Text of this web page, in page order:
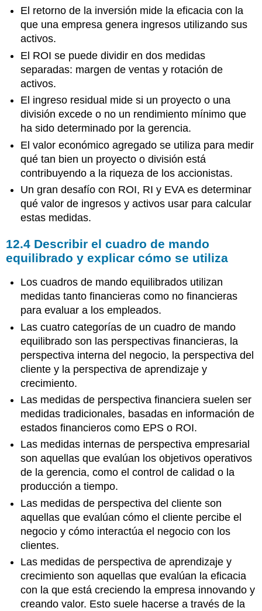
El retorno de la inversión mide la eficacia con la
que una empresa genera ingresos utilizando sus
activos.
El ROI se puede dividir en dos medidas
separadas: margen de ventas y rotación de
activos.
El ingreso residual mide si un proyecto o una
división excede o no un rendimiento mínimo que
ha sido determinado por la gerencia.
El valor económico agregado se utiliza para medir
qué tan bien un proyecto o división está
contribuyendo a la riqueza de los accionistas.
Un gran desafío con ROI, RI y EVA es determinar
qué valor de ingresos y activos usar para calcular
estas medidas.
12.4 Describir el cuadro de mando
equilibrado y explicar cómo se utiliza
Los cuadros de mando equilibrados utilizan
medidas tanto financieras como no financieras
para evaluar a los empleados.
Las cuatro categorías de un cuadro de mando
equilibrado son las perspectivas financieras, la
perspectiva interna del negocio, la perspectiva del
cliente y la perspectiva de aprendizaje y
crecimiento.
Las medidas de perspectiva financiera suelen ser
medidas tradicionales, basadas en información de
estados financieros como EPS o ROI.
Las medidas internas de perspectiva empresarial
son aquellas que evalúan los objetivos operativos
de la gerencia, como el control de calidad o la
producción a tiempo.
Las medidas de perspectiva del cliente son
aquellas que evalúan cómo el cliente percibe el
negocio y cómo interactúa el negocio con los
clientes.
Las medidas de perspectiva de aprendizaje y
crecimiento son aquellas que evalúan la eficacia
con la que está creciendo la empresa innovando y
creando valor. Esto suele hacerse a través de la